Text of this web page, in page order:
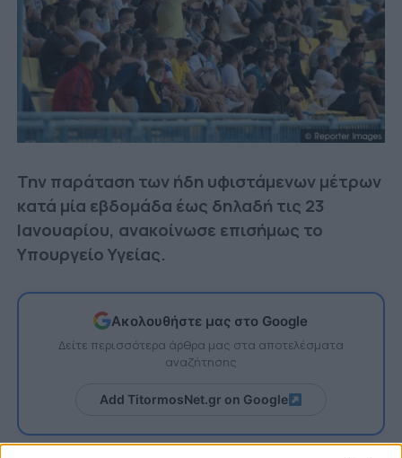
Την παράταση των ήδη υφιστάμενων μέτρων
κατά μία εβδομάδα έως δηλαδή τις 23
Ιανουαρίου, ανακοίνωσε επισήμως το
Υπουργείο Υγείας.
Ακολουθήστε μας στο Google
Δείτε περισσότερα άρθρα μας στα αποτελέσματα
αναζήτησης
Add TitormosNet.gr on Google